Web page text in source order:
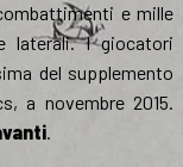
e mille
laterali. I giocatori
del supplemento
a novembre 2015.
.